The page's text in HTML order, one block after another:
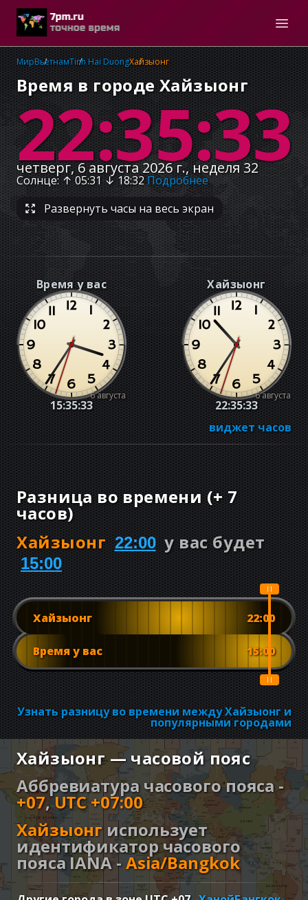
МирВьетнамTinh Hai DuongХайзыонг
Время в городе Хайзыонг
22:35:34
четверг, 6 августа 2026 г., неделя 32
Солнце: ↑05:31↓18:32Подробнее
Развернуть часы на весь экран
Время у вас
15:35:34
6 августа
Хайзыонг
22:35:34
6 августа
виджет часов
Разница во времени (+7
часов)
Хайзыонг 22:00 у вас будет
15:00
Хайзыонг 22:00
Время у вас 15:00
Узнать разницу во времени между Хайзыонг и
популярными городами
Хайзыонг — часовой пояс
Аббревиатура часового пояса -
+07,UTC +07:00
Хайзыонг использует
идентификатор часового
пояса IANA -Asia/Bangkok